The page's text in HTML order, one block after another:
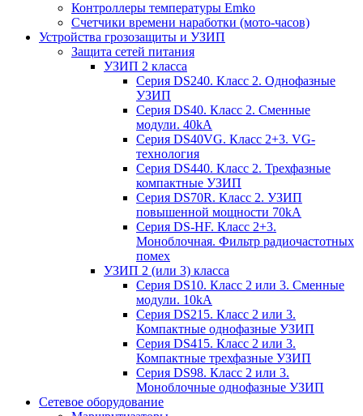
Контроллеры температуры Emko
Счетчики времени наработки (мото-часов)
Устройства грозозащиты и УЗИП
Защита сетей питания
УЗИП 2 класса
Серия DS240. Класс 2. Однофазные
УЗИП
Серия DS40. Класс 2. Сменные
модули. 40kA
Серия DS40VG. Класс 2+3. VG-
технология
Серия DS440. Класс 2. Трехфазные
компактные УЗИП
Серия DS70R. Класс 2. УЗИП
повышенной мощности 70kA
Серия DS-HF. Класс 2+3.
Моноблочная. Фильтр радиочастотных
помех
УЗИП 2 (или 3) класса
Серия DS10. Класс 2 или 3. Сменные
модули. 10kA
Серия DS215. Класс 2 или 3.
Компактные однофазные УЗИП
Серия DS415. Класс 2 или 3.
Компактные трехфазные УЗИП
Серия DS98. Класс 2 или 3.
Моноблочные однофазные УЗИП
Сетевое оборудование